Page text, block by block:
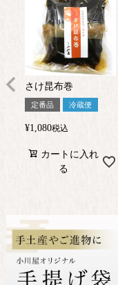
さけ昆布巻
定番品 冷蔵便
¥1,080税込
カートに入れ
る